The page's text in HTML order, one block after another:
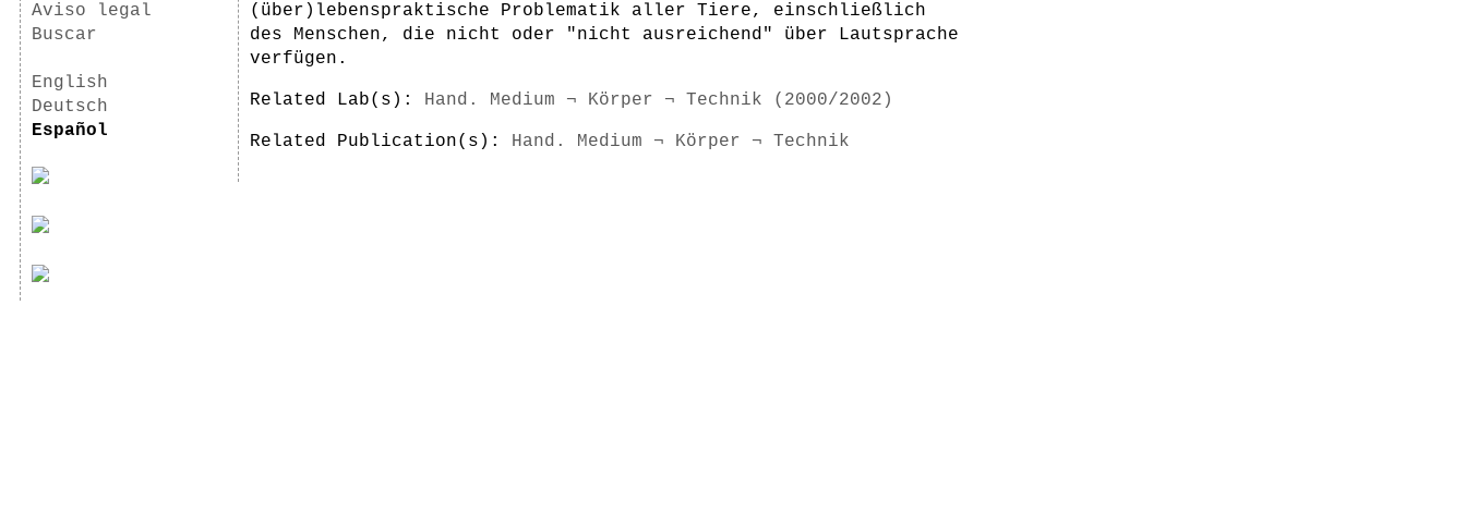
Aviso legal
Buscar
English
Deutsch
Español
(über)lebenspraktische Problematik aller Tiere, einschließlich
des Menschen, die nicht oder "nicht ausreichend" über Lautsprache
verfügen.
Related Lab(s): Hand. Medium ¬ Körper ¬ Technik (2000/2002)
Related Publication(s): Hand. Medium ¬ Körper ¬ Technik